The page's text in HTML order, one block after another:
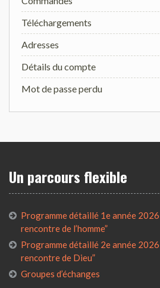
Téléchargements
Adresses
Détails du compte
Mot de passe perdu
Un parcours flexible
Programme détaillé 1e année
rencontre de l’homme”
Programme détaillé 2e année
rencontre de Dieu”
Groupes d’échanges